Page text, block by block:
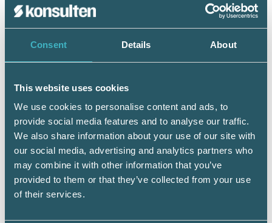
Consent Details About
This website uses cookies
We use cookies to personalise content and ads, to
provide social media features and to analyse our traffic.
We also share information about your use of our site with
our social media, advertising and analytics partners who
may combine it with other information that you’ve
provided to them or that they’ve collected from your use
of their services.
Tre skäl att delta:
Bygg ditt nätverk
: Träffa andra rådgivare och
metoder och verktyg inom rådgivning.
Utveckla din kompetens: Få ny kunskap och
inspiration för att bli ännu bättre i din roll
som affärsrådgivare.